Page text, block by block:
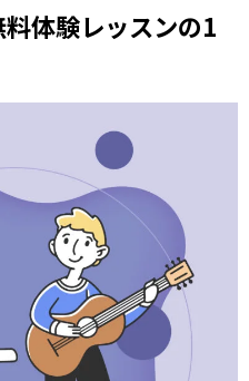
体験レッスンの1